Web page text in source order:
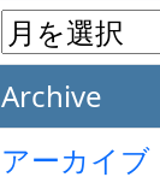
Archive
アーカイブ